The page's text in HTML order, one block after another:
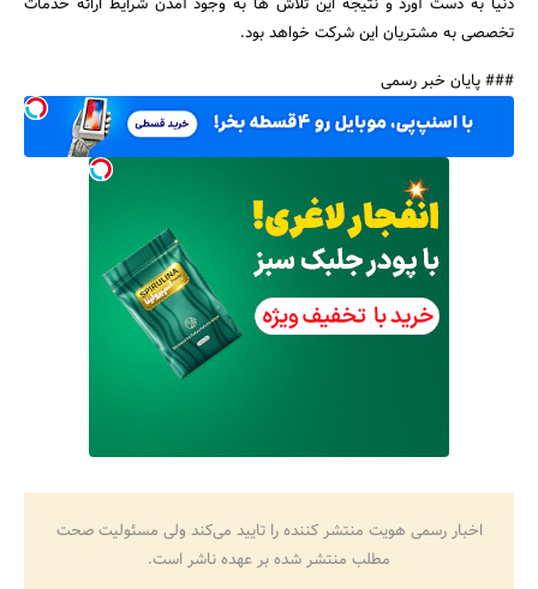
دنیا به دست آورد و نتیجه این تلاش ها به وجود آمدن شرایط ارائه خدمات
تخصصی به مشتریان این شرکت خواهد بود.
### پایان خبر رسمی
اخبار رسمی هویت منتشر کننده را تایید می‌کند ولی مسئولیت صحت
مطلب منتشر شده بر عهده ناشر است.